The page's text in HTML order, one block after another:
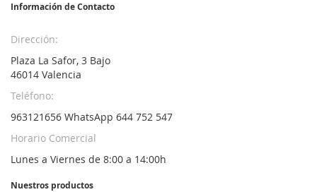
Información de Contacto
Dirección:
Plaza La Safor, 3 Bajo
46014 Valencia
Teléfono:
963121656 WhatsApp 644 752 547
Horario Comercial
Lunes a Viernes de 8:00 a 14:00h
Nuestros productos